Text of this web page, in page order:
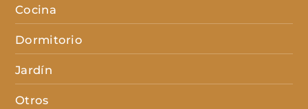
Cocina
Dormitorio
Jardín
Otros